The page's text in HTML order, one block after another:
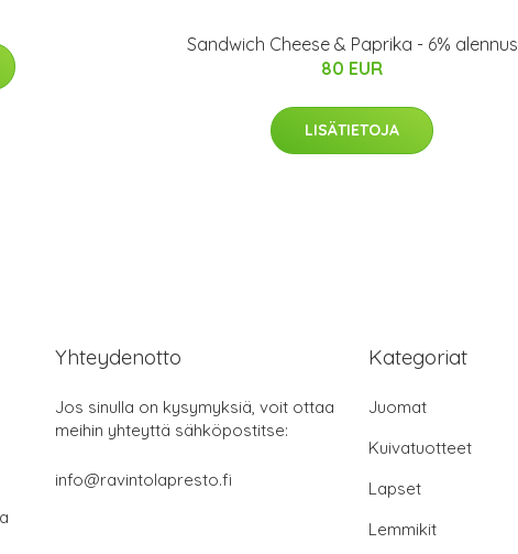
Sandwich Cheese & Paprika - 6% alennus
80 EUR
LISÄTIETOJA
Yhteydenotto
Jos sinulla on kysymyksiä, voit ottaa
meihin yhteyttä sähköpostitse:
info@ravintolapresto.fi
Kategoriat
Juomat
Kuivatuotteet
Lapset
Lemmikit